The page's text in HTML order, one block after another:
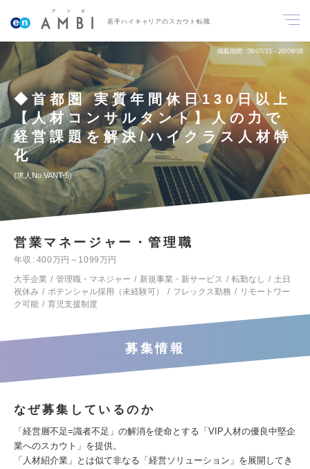
若手ハイキャリアのスカウト転職
掲載期間 26/07/15～26/09/08
◆首都圏 実質年間休日130日以上
【人材コンサルタント】人の力で
経営課題を解決/ハイクラス人材特
化
求人No.VANT-5
営業マネージャー・管理職
年収
400万円～1099万円
大手企業
管理職・マネジャー 新規事業・新サービス 転勤なし
土日
祝休み
ポテンシャル採用（未経験可） フレックス勤務
リモートワー
ク可能
育児支援制度
募集情報
なぜ募集しているのか
「経営層不足=識者不足」の解消を使命とする「VIP人材の優良中堅企
業へのスカウト」を提供。
「人材紹介業」とは似て非なる「経営ソリューション」を展開してき